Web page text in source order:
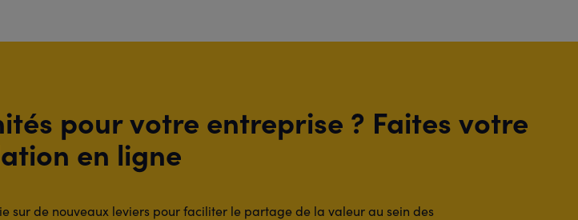
pour votre entreprise ? Faites votre
en ligne
de nouveaux leviers pour faciliter le partage de la valeur au sein des